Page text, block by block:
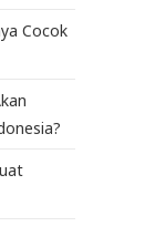
Cocok